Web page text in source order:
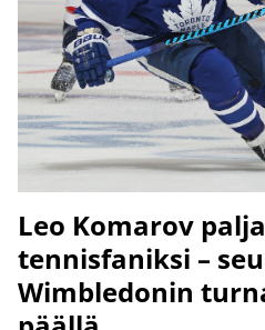
Leo Komarov
tennisfaniksi –
Wimbledonin